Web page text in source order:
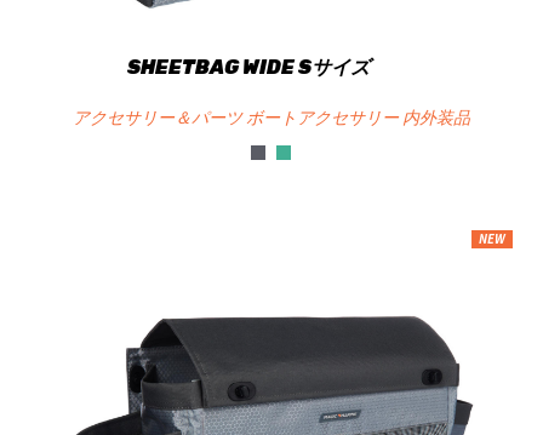
SHEETBAG WIDE Sサイズ
アクセサリー＆パーツ ボートアクセサリー 内外装品
NEW